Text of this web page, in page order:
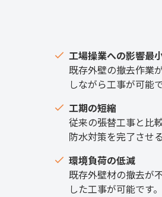
工場操業への影響最
既存外壁の撤去作業
しながら工事が可能で
工期の短縮
従来の張替工事と比
防水対策を完了させ
環境負荷の低減
既存外壁材の撤去が
した工事が可能です。